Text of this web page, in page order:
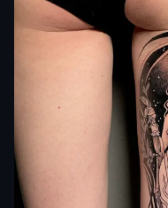
identità
indigene
passaggio